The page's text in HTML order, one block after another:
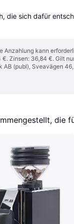
die sich dafür
Anzahlung kann
€. Zinsen: 36,84 €. Gilt
(publ), Sveavägen
die